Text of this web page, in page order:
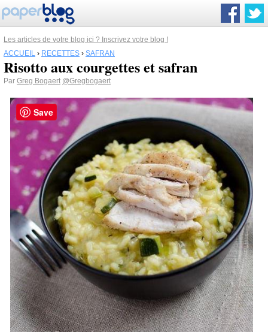
Les articles de votre blog ici ? Inscrivez votre blog !
ACCUEIL › RECETTES › SAFRAN
Risotto aux courgettes et safran
Par Greg Bogaert @Gregbogaert
Save